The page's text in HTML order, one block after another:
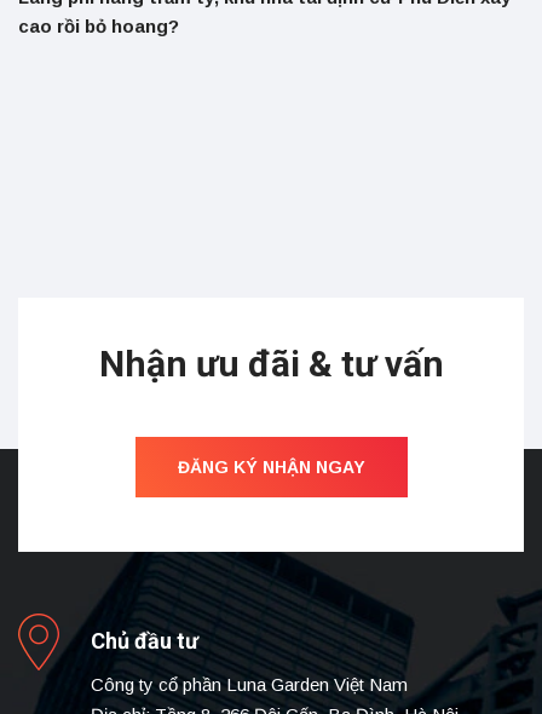
cao rồi bỏ hoang?
Nhận ưu đãi & tư vấn
ĐĂNG KÝ NHẬN NGAY
Chủ đầu tư
Công ty cổ phần Luna Garden Việt Nam